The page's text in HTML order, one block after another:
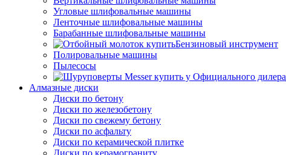
Угловые шлифовальные машины
Ленточные шлифовальные машины
Барабанные шлифовальные машины
Бензиновый инструмент
Полировальные машины
Пылесосы
Алмазные диски
Диски по бетону
Диски по железобетону
Диски по свежему бетону
Диски по асфальту
Диски по керамической плитке
Диски по керамограниту